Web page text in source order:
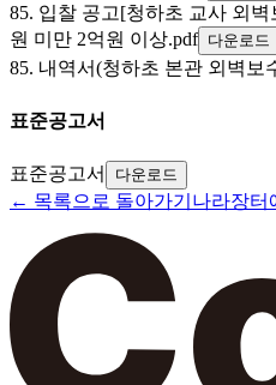
85. 입찰 공고[청하초 교사 외
원 미만 2억원 이상.pdf 다운로드
85. 내역서(청하초 본관 외벽보
표준공고서
표준공고서 다운로드
← 목록으로 돌아가기 나라장터